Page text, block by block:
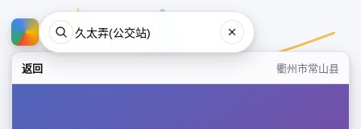
返回 衢州市常山县